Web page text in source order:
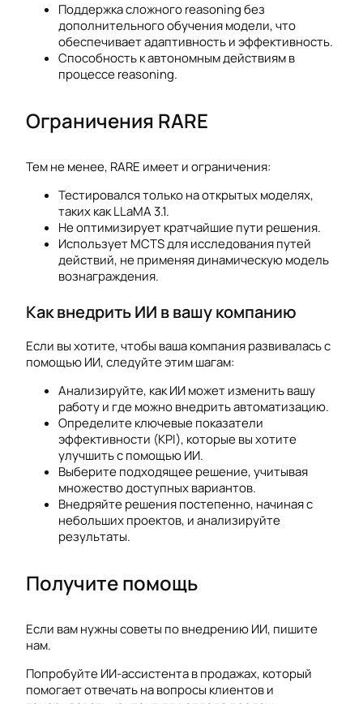
Поддержка сложного reasoning без
дополнительного обучения модели, что
обеспечивает адаптивность и эффективность.
Способность к автономным действиям в
процессе reasoning.
Ограничения RARE
Тем не менее, RARE имеет и ограничения:
Тестировался только на открытых моделях,
таких как LLaMA 3.1.
Не оптимизирует кратчайшие пути решения.
Использует MCTS для исследования путей
действий, не применяя динамическую модель
вознаграждения.
Как внедрить ИИ в вашу компанию
Если вы хотите, чтобы ваша компания развивалась с
помощью ИИ, следуйте этим шагам:
Анализируйте, как ИИ может изменить вашу
работу и где можно внедрить автоматизацию.
Определите ключевые показатели
эффективности (KPI), которые вы хотите
улучшить с помощью ИИ.
Выберите подходящее решение, учитывая
множество доступных вариантов.
Внедряйте решения постепенно, начиная с
небольших проектов, и анализируйте
результаты.
Получите помощь
Если вам нужны советы по внедрению ИИ, пишите
нам.
Попробуйте ИИ-ассистента в продажах, который
помогает отвечать на вопросы клиентов и